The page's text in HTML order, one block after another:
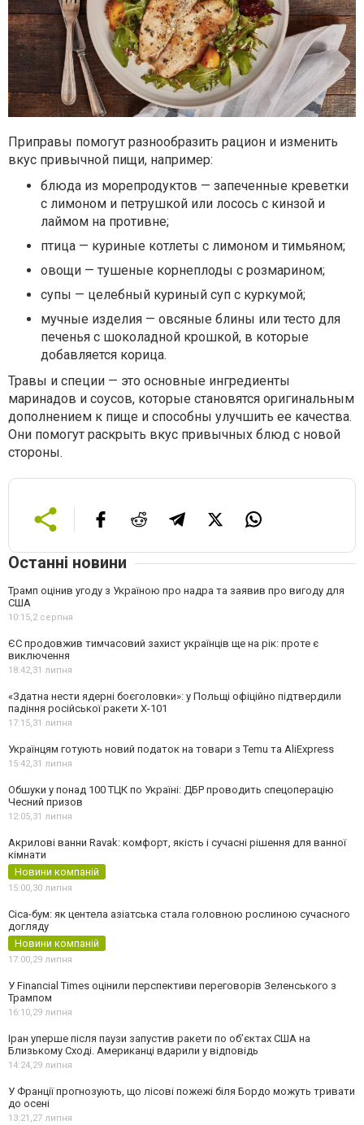
Приправы помогут разнообразить рацион и изменить
вкус привычной пищи, например:
блюда из морепродуктов — запеченные креветки
с лимоном и петрушкой или лосось с кинзой и
лаймом на противне;
птица — куриные котлеты с лимоном и тимьяном;
овощи — тушеные корнеплоды с розмарином;
супы — целебный куриный суп с куркумой;
мучные изделия — овсяные блины или тесто для
печенья с шоколадной крошкой, в которые
добавляется корица.
Травы и специи — это основные ингредиенты
маринадов и соусов, которые становятся оригинальным
дополнением к пище и способны улучшить ее качества.
Они помогут раскрыть вкус привычных блюд с новой
стороны.
Останні новини
Трамп оцінив угоду з Україною про надра та заявив про вигоду для
США
10:15,2 серпня
ЄС продовжив тимчасовий захист українців ще на рік: проте є
виключення
18:42,31 липня
«Здатна нести ядерні боєголовки»: у Польщі офіційно підтвердили
падіння російської ракети Х-101
17:15,31 липня
Українцям готують новий податок на товари з Temu та AliExpress
15:42,31 липня
Обшуки у понад 100 ТЦК по Україні: ДБР проводить спецоперацію
Чесний призов
12:05,31 липня
Акрилові ванни Ravak: комфорт, якість і сучасні рішення для ванної
кімнати
Новини компаній
15:00,30 липня
Cica-бум: як центела азіатська стала головною рослиною сучасного
догляду
Новини компаній
17:00,29 липня
У Financial Times оцінили перспективи переговорів Зеленського з
Трампом
16:10,29 липня
Іран уперше після паузи запустив ракети по обʼєктах США на
Близькому Сході. Американці вдарили у відповідь
14:24,29 липня
У Франції прогнозують, що лісові пожежі біля Бордо можуть тривати
до осені
13:21,27 липня